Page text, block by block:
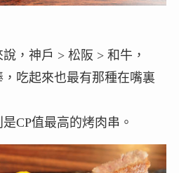
，神戶 > 松阪 > 和牛，
吃起來也最有那種在嘴裏
CP值最高的烤肉串。